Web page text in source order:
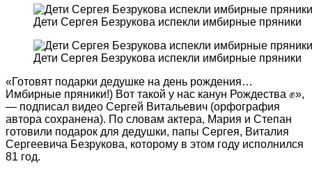
Дети Сергея Безрукова испекли имбирные пряники
Дети Сергея Безрукова испекли имбирные пряники
«Готовят подарки дедушке на день рождения…
Имбирные пряники!) Вот такой у нас канун Рождества ✊»,
— подписал видео Сергей Витальевич (орфография
автора сохранена). По словам актера, Мария и Степан
готовили подарок для дедушки, папы Сергея, Виталия
Сергеевича Безрукова, которому в этом году исполнился
81 год.